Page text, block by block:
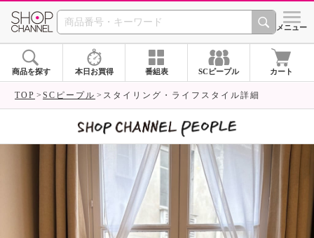
SHOP CHANNEL シメニュー
商品を探す 本日お買得 番組表 SCピープル カート
TOP SCピープル スタイリング・ライフスタイル詳細